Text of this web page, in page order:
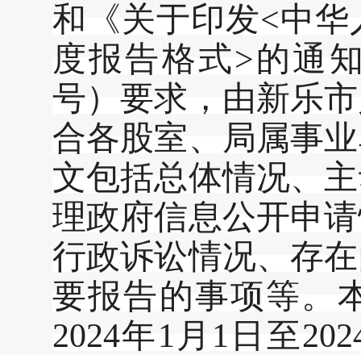
和《关于印发<中华
度报告格式>的通
号）要求，由新乐
合各股室、局属事
文包括总体情况、
理政府信息公开申
行政诉讼情况、存
要报告的事项等。
2024年1 月 1 日至202